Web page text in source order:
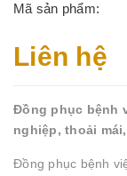
Mã sản phẩm:
Liên hệ
Đồng phục bệnh
nghiệp, thoải
Đồng phục bệnh